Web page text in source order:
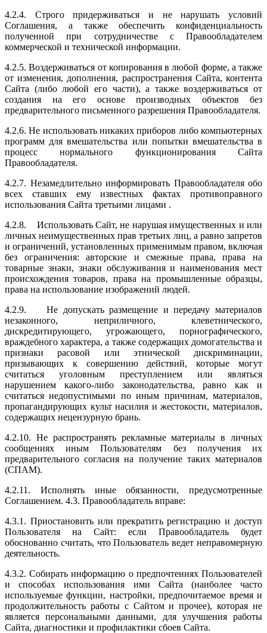
4.2.4. Строго придерживаться и не нарушать условий
Соглашения, а также обеспечить конфиденциальность
полученной при сотрудничестве с Правообладателем
коммерческой и технической информации.
4.2.5. Воздерживаться от копирования в любой форме, а также
от изменения, дополнения, распространения Сайта, контента
Сайта (либо любой его части), а также воздерживаться от
создания на его основе производных объектов без
предварительного письменного разрешения Правообладателя.
4.2.6. Не использовать никаких приборов либо компьютерных
программ для вмешательства или попытки вмешательства в
процесс нормального функционирования Сайта
Правообладателя.
4.2.7. Незамедлительно информировать Правообладателя обо
всех ставших ему известных фактах противоправного
использования Сайта третьими лицами .
4.2.8. Использовать Сайт, не нарушая имущественных и или
личных неимущественных прав третьих лиц, а равно запретов
и ограничений, установленных применимым правом, включая
без ограничения: авторские и смежные права, права на
товарные знаки, знаки обслуживания и наименования мест
происхождения товаров, права на промышленные образцы,
права на использование изображений людей.
4.2.9. Не допускать размещение и передачу материалов
незаконного, неприличного, клеветнического,
дискредитирующего, угрожающего, порнографического,
враждебного характера, а также содержащих домогательства и
признаки расовой или этнической дискриминации,
призывающих к совершению действий, которые могут
считаться уголовным преступлением или являться
нарушением какого-либо законодательства, равно как и
считаться недопустимыми по иным причинам, материалов,
пропагандирующих культ насилия и жестокости, материалов,
содержащих нецензурную брань.
4.2.10. Не распространять рекламные материалы в личных
сообщениях иным Пользователям без получения их
предварительного согласия на получение таких материалов
(СПАМ).
4.2.11. Исполнять иные обязанности, предусмотренные
Соглашением. 4.3. Правообладатель вправе:
4.3.1. Приостановить или прекратить регистрацию и доступ
Пользователя на Сайт: если Правообладатель будет
обоснованно считать, что Пользователь ведет неправомерную
деятельность.
4.3.2. Собирать информацию о предпочтениях Пользователей
и способах использования ими Сайта (наиболее часто
используемые функции, настройки, предпочитаемое время и
продолжительность работы с Сайтом и прочее), которая не
является персональными данными, для улучшения работы
Сайта, диагностики и профилактики сбоев Сайта.